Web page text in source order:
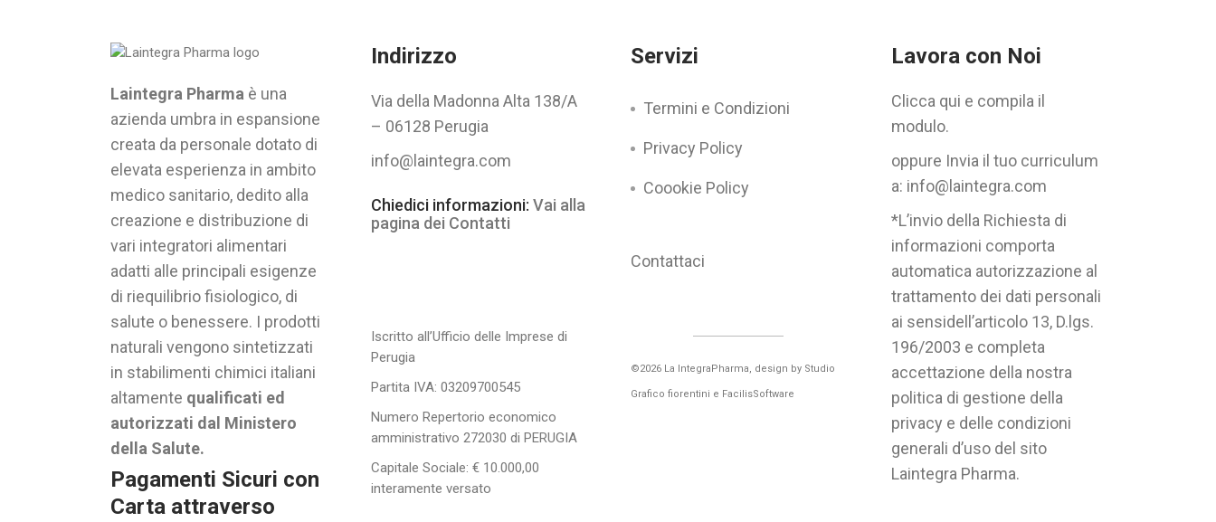
Laintegra Pharma è una
azienda umbra in espansione
creata da personale dotato di
elevata esperienza in ambito
medico sanitario, dedito alla
creazione e distribuzione di
vari integratori alimentari
adatti alle principali esigenze
di riequilibrio fisiologico, di
salute o benessere. I prodotti
naturali vengono sintetizzati
in stabilimenti chimici italiani
altamente qualificati ed
autorizzati dal Ministero
della Salute.
Pagamenti Sicuri con
Carta attraverso
Indirizzo
Via della Madonna Alta 138/A
– 06128 Perugia
info@laintegra.com
Chiedici informazioni: Vai alla
pagina dei Contatti
Iscritto all’Ufficio delle Imprese di
Perugia
Partita IVA: 03209700545
Numero Repertorio economico
amministrativo 272030 di PERUGIA
Capitale Sociale: € 10.000,00
interamente versato
Servizi
Termini e Condizioni
Privacy Policy
Coookie Policy
Contattaci
©2026 La IntegraPharma, design by Studio
Grafico fiorentini e FacilisSoftware
Lavora con Noi
Clicca qui e compila il
modulo.
oppure Invia il tuo curriculum
a: info@laintegra.com
*L’invio della Richiesta di
informazioni comporta
automatica autorizzazione al
trattamento dei dati personali
ai sensidell’articolo 13, D.lgs.
196/2003 e completa
accettazione della nostra
politica di gestione della
privacy e delle condizioni
generali d’uso del sito
Laintegra Pharma.